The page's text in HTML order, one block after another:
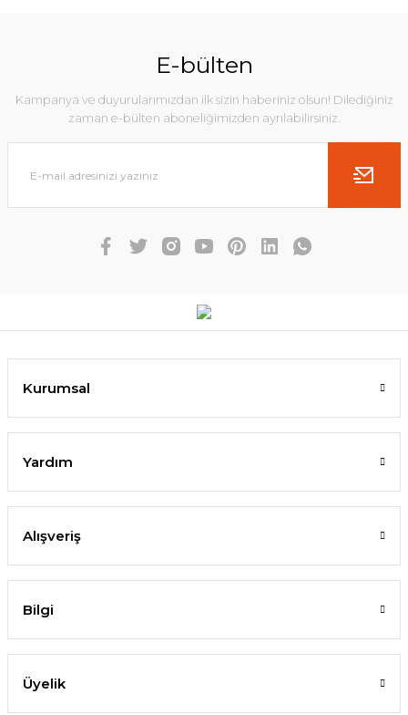
E-bülten
Kampanya ve duyurularımızdan ilk sizin haberiniz olsun! Dilediğiniz
zaman e-bülten aboneliğimizden ayrılabilirsiniz.
Kurumsal
Yardım
Alışveriş
Bilgi
Üyelik